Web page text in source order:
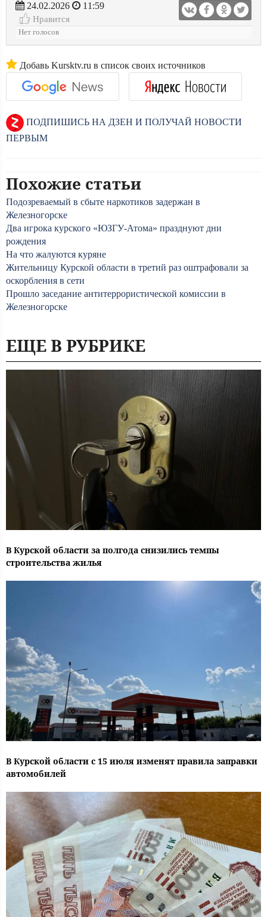
24.02.2026
11:59
Нравится
Нет голосов
Добавь Kursktv.ru в список своих источников
ПОДПИШИСЬ НА ДЗЕН И ПОЛУЧАЙ НОВОСТИ
ПЕРВЫМ
Похожие статьи
Подозреваемый в сбыте наркотиков задержан в
Железногорске
Два игрока курского «ЮЗГУ-Атома» празднуют дни
рождения
На что жалуются куряне
Жительницу Курской области в третий раз оштрафовали за
оскорбления в сети
Прошло заседание антитеррористической комиссии в
Железногорске
ЕЩЕ В РУБРИКЕ
В Курской области за полгода снизились темпы
строительства жилья
В Курской области с 15 июля изменят правила заправки
автомобилей